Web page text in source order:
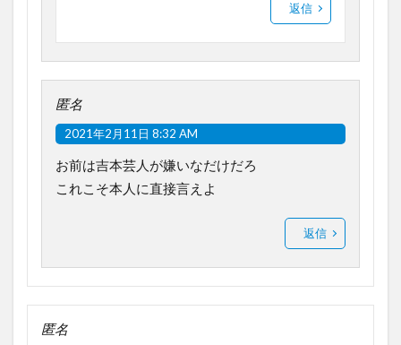
返信
匿名
2021年2月11日 8:32 AM
お前は吉本芸人が嫌いなだけだろ
これこそ本人に直接言えよ
返信
匿名